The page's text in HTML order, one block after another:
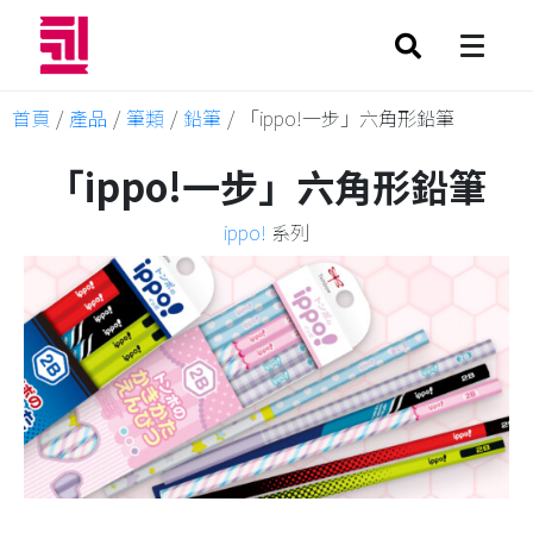
首頁 / 產品 / 筆類 / 鉛筆 / 「ippo!一步」六角形鉛筆
「ippo!一步」六角形鉛筆
ippo! 系列